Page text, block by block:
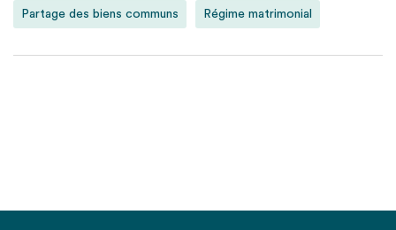
Partage des biens communs Régime matrimonial